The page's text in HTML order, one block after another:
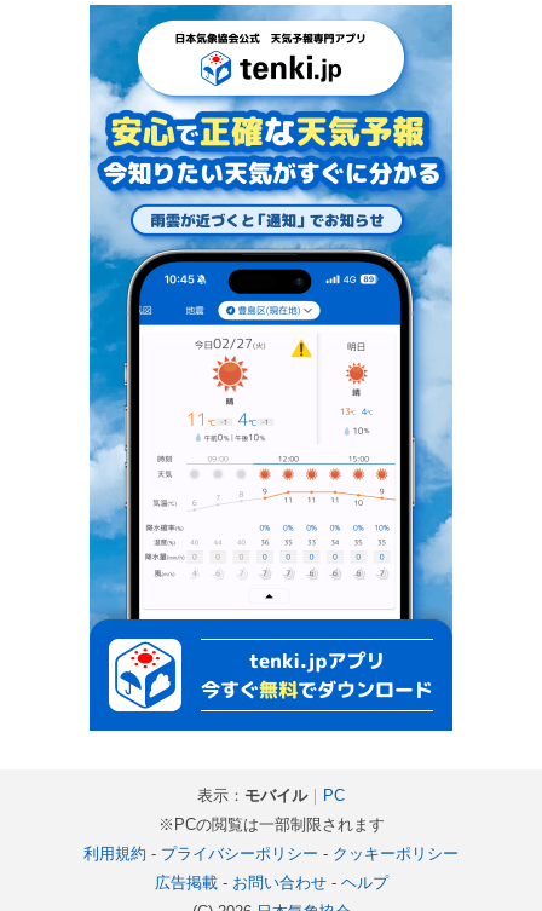
表示： モバイル｜
PC
※PCの閲覧は一部制限されます
利用規約 - プライバシーポリシー - クッキーポリシー
広告掲載- お問い合わせ- ヘルプ